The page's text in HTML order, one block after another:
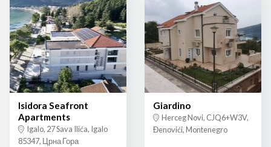
Isidora Seafront
Apartments
Igalo, 27 Sava Ilića, Igalo
85347, Црна Гора
Giardino
Herceg Novi, CJQ6+W3V,
Đenovići, Montenegro